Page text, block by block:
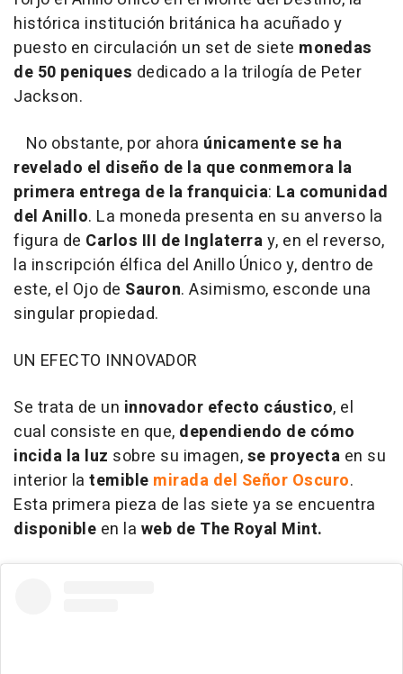
histórica institución británica ha acuñado y
puesto en circulación un set de siete monedas
de 50 peniques dedicado a la trilogía de Peter
Jackson.
No obstante, por ahora únicamente se ha
revelado el diseño de la que conmemora la
primera entrega de la franquicia: La comunidad
del Anillo. La moneda presenta en su anverso la
figura de Carlos III de Inglaterray, en el reverso,
la inscripción élfica del Anillo Único y, dentro de
este, el Ojo de Sauron. Asimismo, esconde una
singular propiedad.
UN EFECTO INNOVADOR
Se trata de un innovador efecto cáustico, el
cual consiste en que, dependiendo de cómo
incida la luz sobre su imagen,se proyecta en su
interior la temible mirada del Señor Oscuro.
Esta primera pieza de las siete ya se encuentra
disponible en la web de The Royal Mint.